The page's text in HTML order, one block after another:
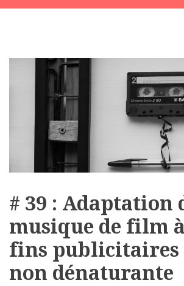
# 39 : Adaptation
musique de film
fins publicitaires
non dénaturante